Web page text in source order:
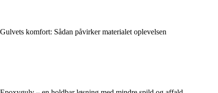
Gulvets komfort: Sådan påvirker materialet oplevelsen